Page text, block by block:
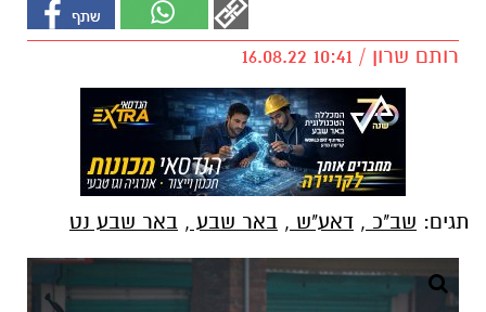
רותם שרון / 10:41 16.08.22
תגים: שב"כ , דאע"ש , באר שבע , באר שבע נט